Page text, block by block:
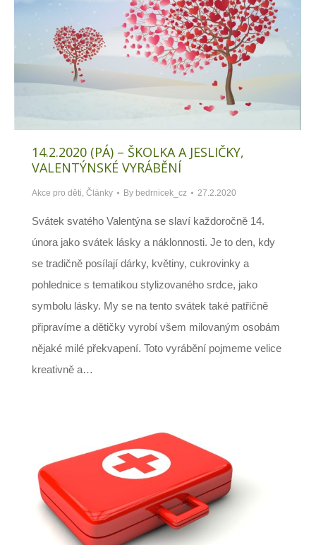
14.2.2020 (PÁ) – ŠKOLKA A JESLIČKY,
VALENTÝNSKÉ VYRÁBĚNÍ
Akce pro děti, Články By bedrnicek_cz 27.2.2020
Svátek svatého Valentýna se slaví každoročně 14.
února jako svátek lásky a náklonnosti. Je to den, kdy
se tradičně posílají dárky, květiny, cukrovinky a
pohlednice s tematikou stylizovaného srdce, jako
symbolu lásky. My se na tento svátek také patřičně
připravíme a dětičky vyrobí všem milovaným osobám
nějaké milé překvapení. Toto vyrábění pojmeme velice
kreativně a…